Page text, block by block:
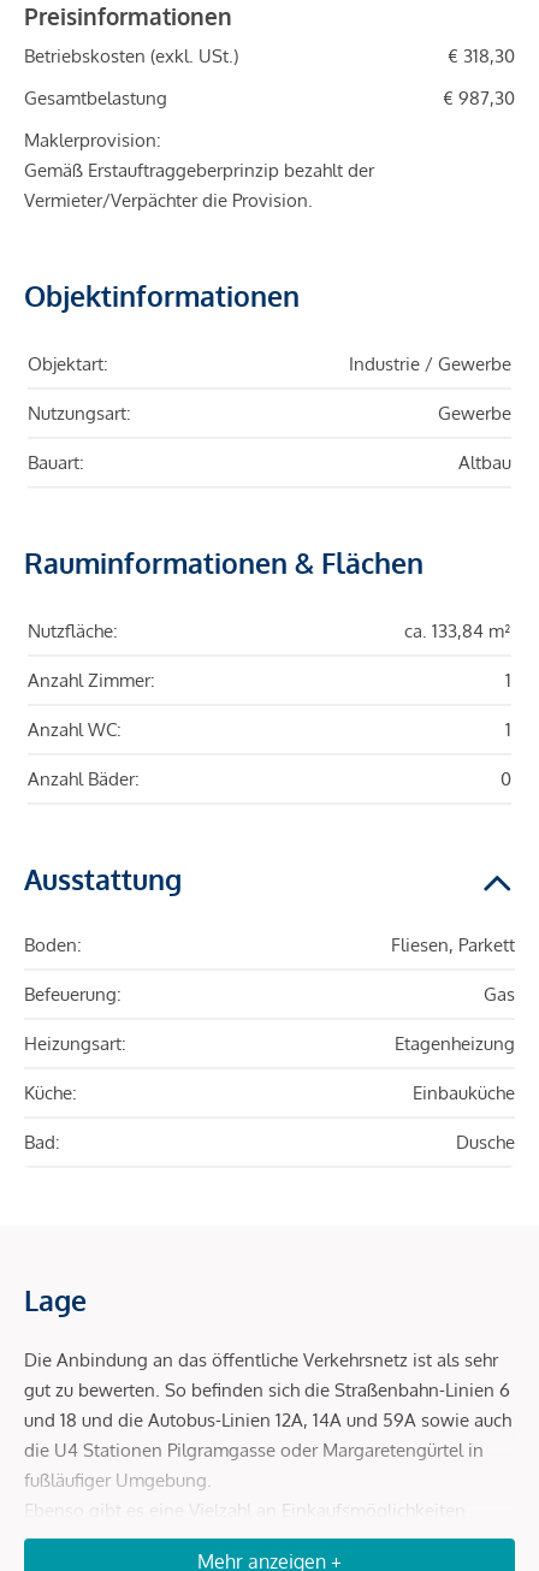
Preisinformationen
Betriebskosten (exkl. USt.)
€ 318,30
Gesamtbelastung
€ 987,30
Maklerprovision:
Gemäß Erstauftraggeberprinzip bezahlt der
Vermieter/Verpächter die Provision.
Objektinformationen
Objektart: Industrie / Gewerbe
Nutzungsart: Gewerbe
Bauart: Altbau
Rauminformationen & Flächen
Nutzfläche: ca. 133,84 m²
Anzahl Zimmer: 1
Anzahl WC: 1
Anzahl Bäder: 0
Ausstattung
Boden: Fliesen, Parkett
Befeuerung: Gas
Heizungsart: Etagenheizung
Küche: Einbauküche
Bad: Dusche
Lage
Die Anbindung an das öffentliche Verkehrsnetz ist als sehr
gut zu bewerten. So befinden sich die Straßenbahn-Linien 6
und 18 und die Autobus-Linien 12A, 14A und 59A sowie auch
die U4 Stationen Pilgramgasse oder Margaretengürtel in
fußläufiger Umgebung.
Ebenso gibt es eine Vielzahl an Einkaufsmöglichkeiten
sowie zahlreiche, kleinere Gewerbebetriebe, Restaurants,
Mehr anzeigen +